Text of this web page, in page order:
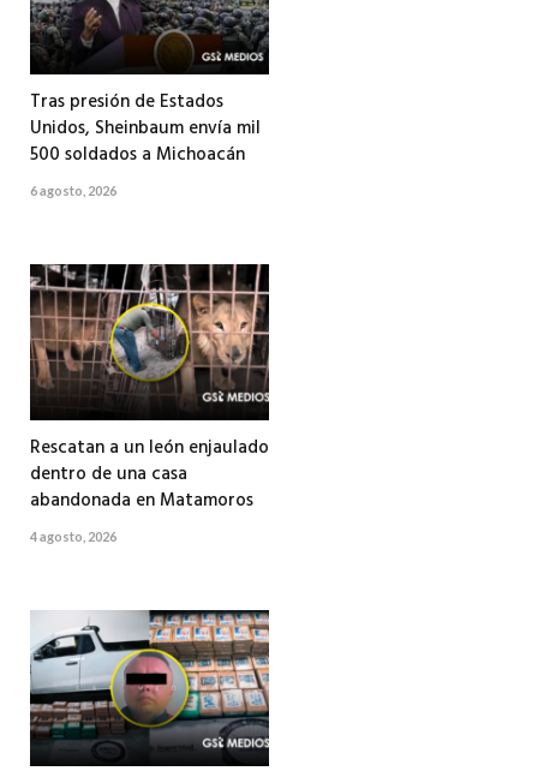
Tras presión de Estados
Unidos, Sheinbaum envía mil
500 soldados a Michoacán
6 agosto, 2026
Rescatan a un león enjaulado
dentro de una casa
abandonada en Matamoros
4 agosto, 2026